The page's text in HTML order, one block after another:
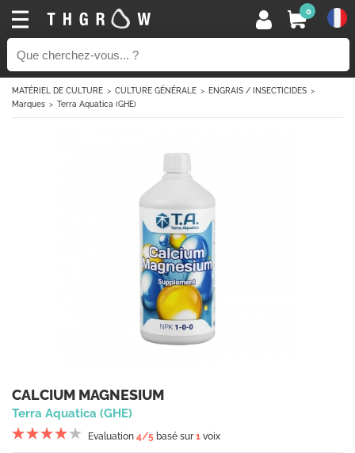
0
MATÉRIEL DE CULTURE CULTURE GÉNÉRALE
ENGRAIS / INSECTICIDES
Marques
Terra Aquatica (GHE)
CALCIUM MAGNESIUM
Terra Aquatica (GHE)
Evaluation 4/5 basé sur1 voix